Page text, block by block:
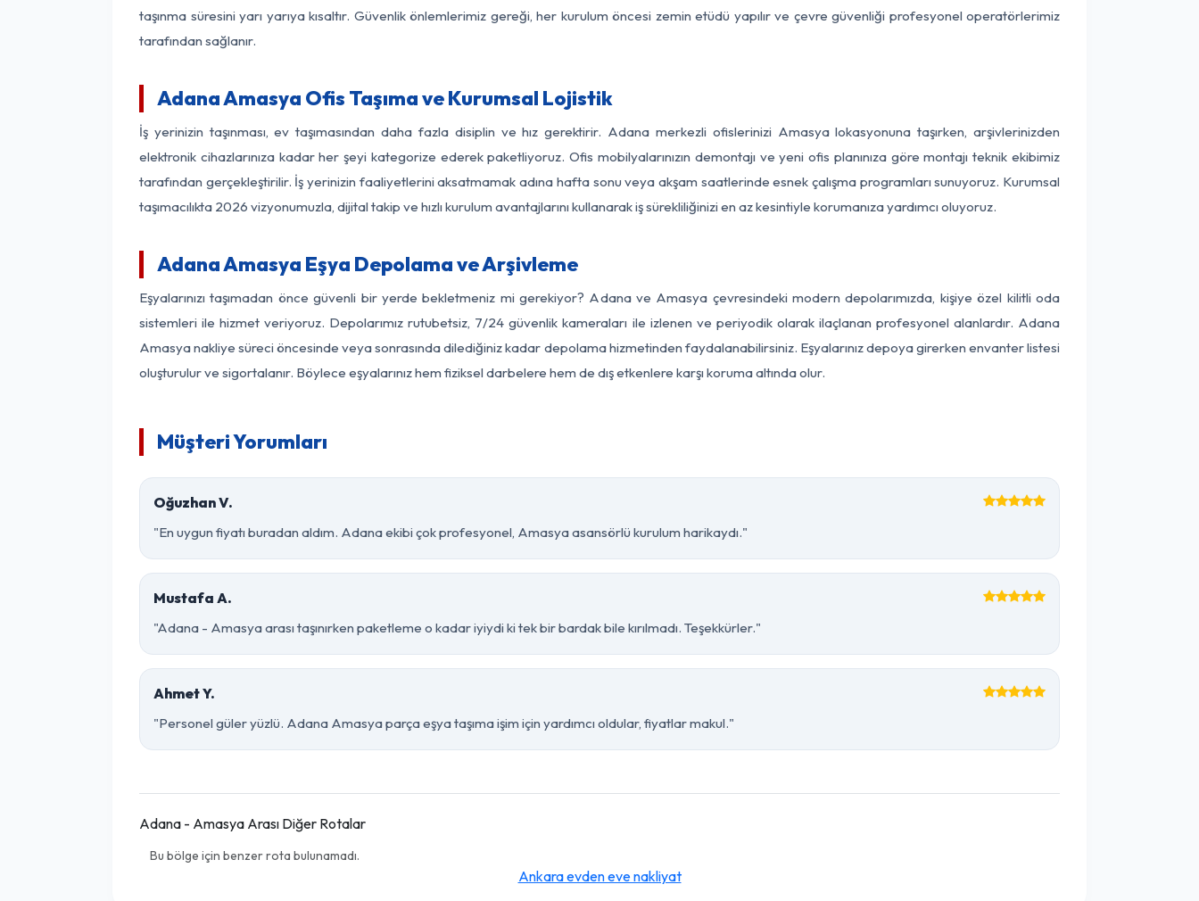
taşınma süresini yarı yarıya kısaltır. Güvenlik önlemlerimiz gereği, her kurulum öncesi zemin etüdü yapılır ve çevre güvenliği profesyonel operatörlerimiz
tarafından sağlanır.
Adana Amasya Ofis Taşıma ve Kurumsal Lojistik
İş yerinizin taşınması, ev taşımasından daha fazla disiplin ve hız gerektirir. Adana merkezli ofislerinizi Amasya lokasyonuna taşırken, arşivlerinizden
elektronik cihazlarınıza kadar her şeyi kategorize ederek paketliyoruz. Ofis mobilyalarınızın demontajı ve yeni ofis planınıza göre montajı teknik ekibimiz
tarafından gerçekleştirilir. İş yerinizin faaliyetlerini aksatmamak adına hafta sonu veya akşam saatlerinde esnek çalışma programları sunuyoruz. Kurumsal
taşımacılıkta 2026 vizyonumuzla, dijital takip ve hızlı kurulum avantajlarını kullanarak iş sürekliliğinizi en az kesintiyle korumanıza yardımcı oluyoruz.
Adana Amasya Eşya Depolama ve Arşivleme
Eşyalarınızı taşımadan önce güvenli bir yerde bekletmeniz mi gerekiyor? Adana ve Amasya çevresindeki modern depolarımızda, kişiye özel kilitli oda
sistemleri ile hizmet veriyoruz. Depolarımız rutubetsiz, 7/24 güvenlik kameraları ile izlenen ve periyodik olarak ilaçlanan profesyonel alanlardır. Adana
Amasya nakliye süreci öncesinde veya sonrasında dilediğiniz kadar depolama hizmetinden faydalanabilirsiniz. Eşyalarınız depoya girerken envanter listesi
oluşturulur ve sigortalanır. Böylece eşyalarınız hem fiziksel darbelere hem de dış etkenlere karşı koruma altında olur.
Müşteri Yorumları
Oğuzhan V.
"En uygun fiyatı buradan aldım. Adana ekibi çok profesyonel, Amasya asansörlü kurulum harikaydı."
Mustafa A.
"Adana - Amasya arası taşınırken paketleme o kadar iyiydi ki tek bir bardak bile kırılmadı. Teşekkürler."
Ahmet Y.
"Personel güler yüzlü. Adana Amasya parça eşya taşıma işim için yardımcı oldular, fiyatlar makul."
Adana - Amasya Arası Diğer Rotalar
Bu bölge için benzer rota bulunamadı.
Ankara evden eve nakliyat